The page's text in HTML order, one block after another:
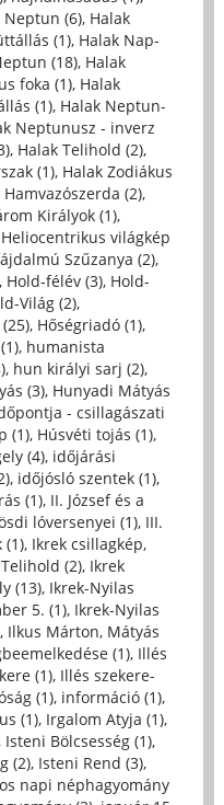
Neptun (6), Halak
(1), Halak Nap-
(18), Halak
foka (1), Halak
(1), Halak Neptun-
Neptunusz - inverz
, Halak Telihold (2),
(1), Halak Zodiákus
Hamvazószerda (2),
Királyok (1),
Heliocentrikus világkép
Szűzanya (2),
Hold-félév (3), Hold-
Világ (2),
, Hőségriadó (1),
, humanista
, hun királyi sarj (2),
(3), Hunyadi Mátyás
- csillagászati
(1), Húsvéti tojás (1),
(4), időjárási
, időjósló szentek (1),
(1), II. József és a
lóversenyei (1), III.
(1), Ikrek csillagkép,
(2), Ikrek
(13), Ikrek-Nyilas
5. (1), Ikrek-Nyilas
, Ilkus Márton, Mátyás
(1), Illés
(1), Illés szekere-
(1), információ (1),
(1), Irgalom Atyja (1),
Isteni Bölcsesség (1),
(2), Isteni Rend (3),
napi néphagyomány